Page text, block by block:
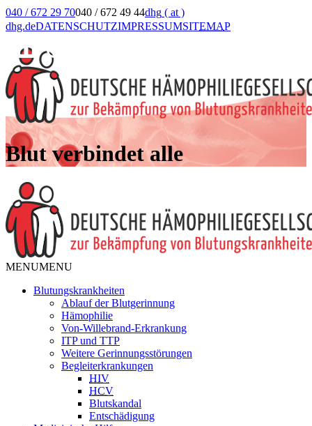
040 / 672 29 70040 / 672 49 44dhg ( at )
dhg.deDATENSCHUTZIMPRESSUMSITEMAP
Blut verbindet alle
MENUMENU
Blutungskrankheiten
Ablauf der Blutgerinnung
Hämophilie
Von-Willebrand-Erkrankung
ITP und TTP
Weitere Gerinnungsstörungen
Begleiterkrankungen
HIV
HCV
Blutskandal
Entschädigung